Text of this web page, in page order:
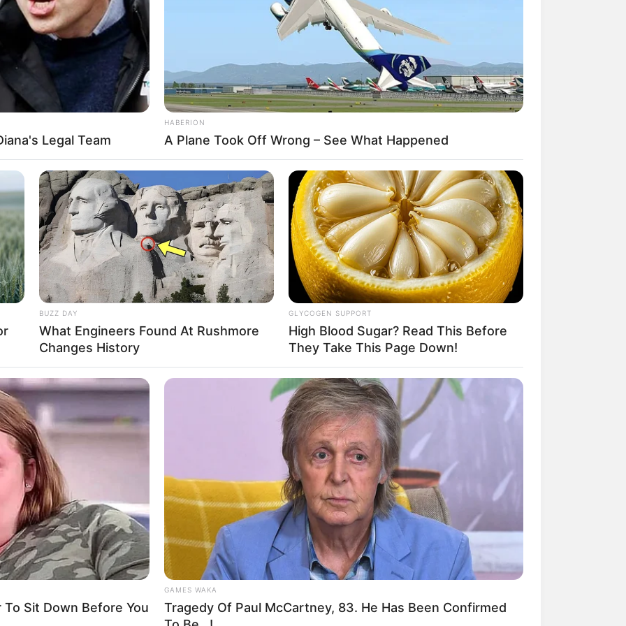
hemorrágico e teve morte cerebral confirmada na sexta-feira,
Nossa Senhora da Paz, em Campo Grande, e dali
todo o estado: a doação de seus órgãos salvou pelo menos
há 9 anos. Trabalhadora respeitada, alegre e atuante,
categoria. Segundo amigos e familiares, ela sempre dizia
operação urgente da Secretaria Estadual de Saúde.
ainda na madrugada de sexta-feira e exigiram um esforço
Avenida Brasil e o acionamento de um helicóptero
Agentes de Saúde e de
Combate às Endemias.
30 horas: parecer da
Comissão de Finanças se
posicionou sobre redução
da jornada de 40 para 30
horas.
Prefeitura realiza a maior
entrega de motocicletas aos
Agentes de Saúde da
história...
Agente de Saúde é indiciada
por falsificar visitas que
nunca aconteceram.
do IR paga R$ 4,61 bilhões
para 2,7 milhões de
Motos e bicicletas para ACS
e ACE: veja o passo a passo
para conseguir o benefício.
PLP 185 continua travado na
Câmara dos Deputados por
erro em seu texto.
ACS e ACE: celetista,
estatutário ou contrato
precário — entenda o que
muda no seu bolso e na sua
carreira.
Legal Team
HABERION
A Plane Took Off Wrong – See What Happened
BUZZ DAY
What Engineers Found At Rushmore
Changes History
GLYCOGEN SUPPORT
High Blood Sugar? Read This Before
They Take This Page Down!
Sit Down Before You
GAMES WAKA
Tragedy Of Paul McCartney, 83. He Has Been Confirmed